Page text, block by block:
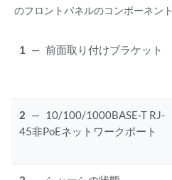
のフロントパネルのコンポーネント
1 — 前面取り付けブラケット
2 — 10/100/1000BASE-T RJ-
45非PoEネットワークポート